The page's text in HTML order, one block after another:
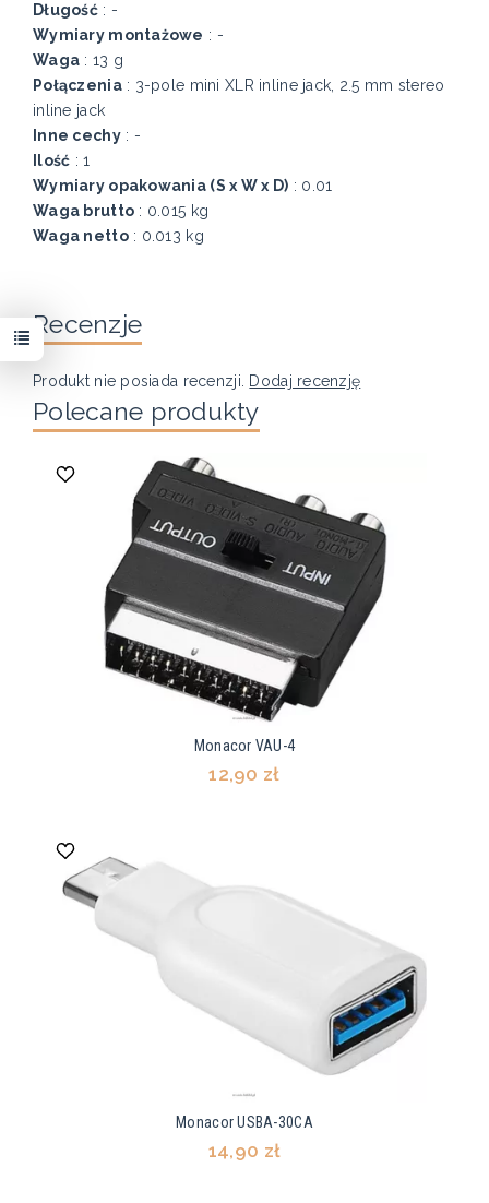
Długość: -
Wymiary montażowe : -
Waga : 13 g
Połączenia: 3-pole mini XLR inline jack, 2.5 mm stereo
inline jack
Inne cechy: -
Ilość : 1
Wymiary opakowania (S x W x D) : 0.01
Waga brutto : 0.015 kg
Waga netto: 0.013 kg
Recenzje
Produkt nie posiada recenzji. Dodaj recenzję
Polecane produkty
Monacor VAU-4
12,90 zł
Monacor USBA-30CA
14,90 zł